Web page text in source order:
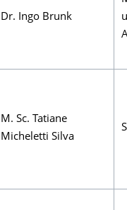
Dr. Ingo Brunk
M. Sc. Tatiane
Micheletti Silva